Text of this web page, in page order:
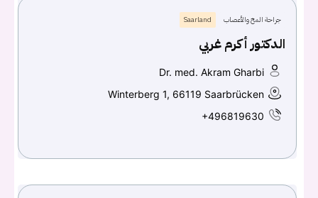
جراحة المخ والأعصاب Saarland
الدكتور أكرم غربي
Dr. med. Akram Gharbi
Winterberg 1, 66119 Saarbrücken
+496819630